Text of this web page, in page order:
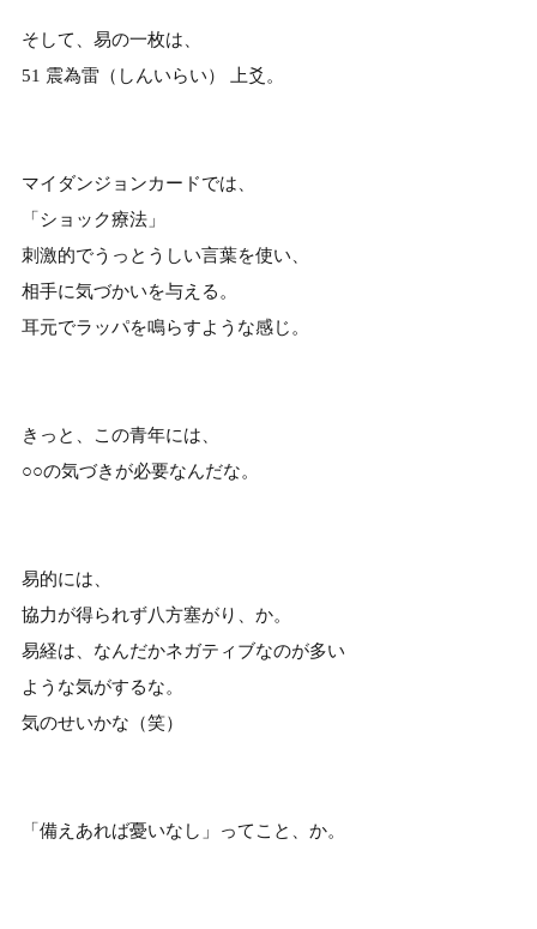
そして、易の一枚は、
51 震為雷（しんいらい） 上爻。
マイダンジョンカードでは、
「ショック療法」
刺激的でうっとうしい言葉を使い、
相手に気づかいを与える。
耳元でラッパを鳴らすような感じ。
きっと、この青年には、
○○の気づきが必要なんだな。
易的には、
協力が得られず八方塞がり、か。
易経は、なんだかネガティブなのが多い
ような気がするな。
気のせいかな（笑）
「備えあれば憂いなし」ってこと、か。